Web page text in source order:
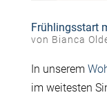
Frühlingsstart
von Bianca
In unserem
im weitesten